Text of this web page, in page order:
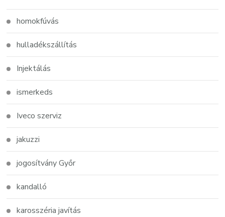
homokfúvás
hulladékszállítás
Injektálás
ismerkeds
Iveco szerviz
jakuzzi
jogosítvány Győr
kandalló
karosszéria javítás